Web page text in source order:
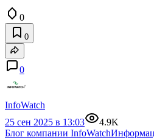
0
0
0
InfoWatch
25 сен 2025 в 13:03
4.9K
Блог компании InfoWatch